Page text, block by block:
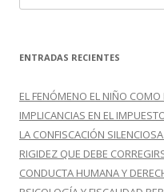
u
c
r
:
ENTRADAS RECIENTES
EL FENÓMENO EL NIÑO
IMPLICANCIAS EN EL
LA CONFISCACIÓN
RIGIDEZ QUE DEBE
CONDUCTA HUMANA Y